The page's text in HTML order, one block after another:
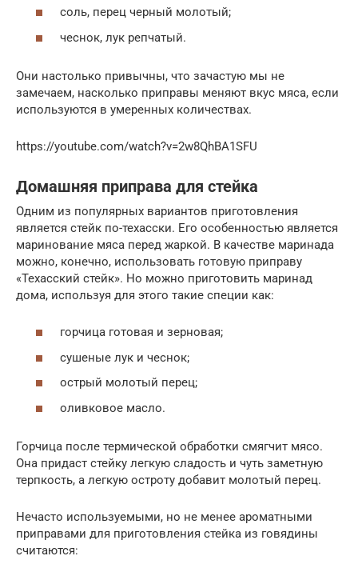
соль, перец черный молотый;
чеснок, лук репчатый.
Они настолько привычны, что зачастую мы не
замечаем, насколько приправы меняют вкус мяса, если
используются в умеренных количествах.
https://youtube.com/watch?v=2w8QhBA1SFU
Домашняя приправа для стейка
Одним из популярных вариантов приготовления
является стейк по-техасски. Его особенностью является
маринование мяса перед жаркой. В качестве маринада
можно, конечно, использовать готовую приправу
«Техасский стейк». Но можно приготовить маринад
дома, используя для этого такие специи как:
горчица готовая и зерновая;
сушеные лук и чеснок;
острый молотый перец;
оливковое масло.
Горчица после термической обработки смягчит мясо.
Она придаст стейку легкую сладость и чуть заметную
терпкость, а легкую остроту добавит молотый перец.
Нечасто используемыми, но не менее ароматными
приправами для приготовления стейка из говядины
считаются: